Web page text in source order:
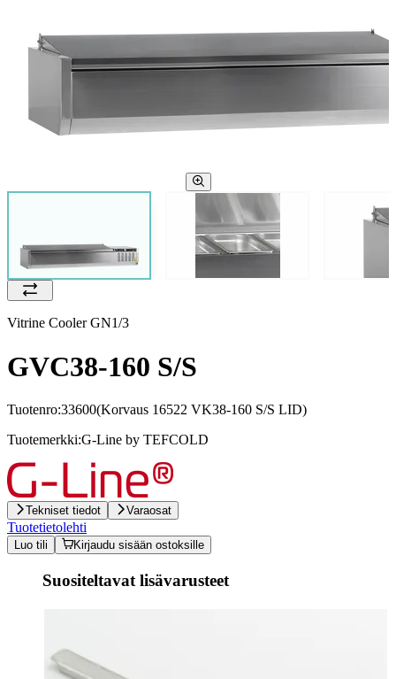
Vitrine Cooler GN1/3
GVC38-160 S/S
Tuotenro:33600(Korvaus 16522 VK38-160 S/S LID)
Tuotemerkki:G-Line by TEFCOLD
Tekniset tiedot Varaosat
Tuotetietolehti
Luo tili Kirjaudu sisään ostoksille
Suositeltavat lisävarusteet